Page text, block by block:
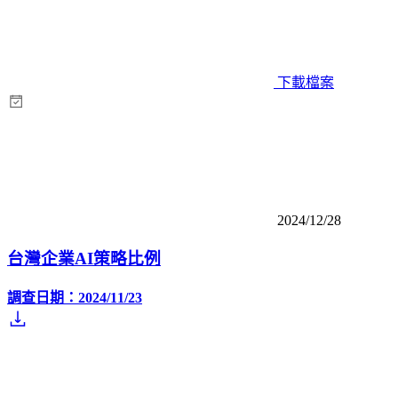
下載檔案
2024/12/28
台灣企業AI策略比例
調查日期：2024/11/23